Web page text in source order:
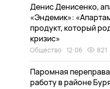
Денис Денисенко,
«Эндемик»:
продукт, который
кризис»
Общество 12:06 821
Паромная
работу в районе